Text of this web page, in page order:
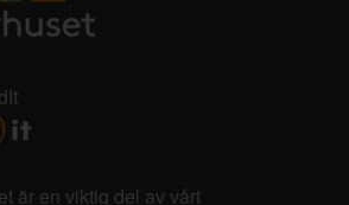
är en viktig del av vårt